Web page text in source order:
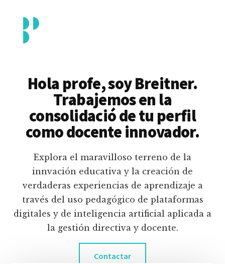
contenido
principal
menu
Piedrahita
docente
pedagógico
educativas
digitales
inteligencia
artificial.
Hola profe, soy Breitner.
Trabajemos en la
consolidació de tu perfil
como docente innovador.
Explora el maravilloso terreno de la
innvación educativa y la creación de
verdaderas experiencias de aprendizaje a
través del uso pedagógico de plataformas
digitales y de inteligencia artificial aplicada a
la gestión directiva y docente.
Contactar